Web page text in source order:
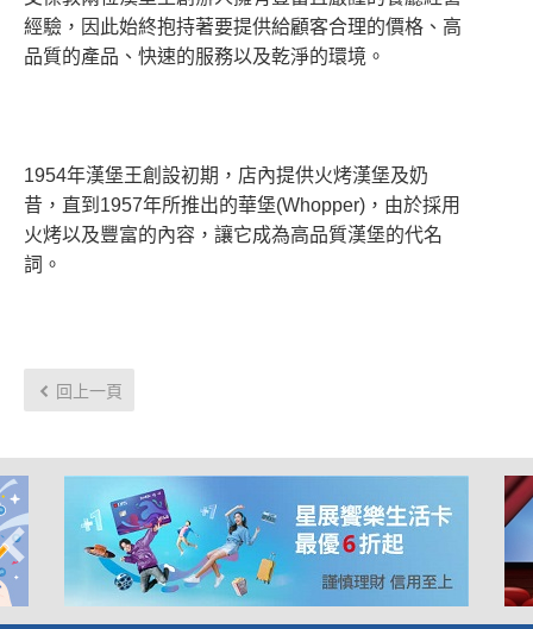
經驗，因此始終抱持著要提供給顧客合理的價格、高
品質的產品、快速的服務以及乾淨的環境。
1954年漢堡王創設初期，店內提供火烤漢堡及奶
昔，直到1957年所推出的華堡(Whopper)，由於採用
火烤以及豐富的內容，讓它成為高品質漢堡的代名
詞。
回上一頁